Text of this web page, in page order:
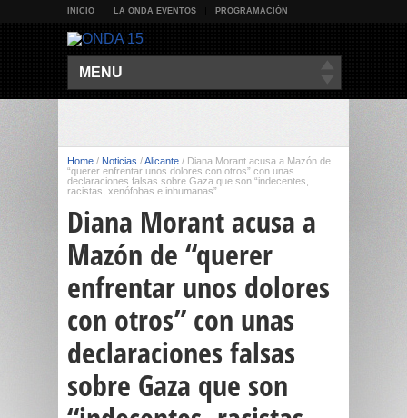
INICIO LA ONDA EVENTOS PROGRAMACIÓN
MENU
Home / Noticias /Alicante / Diana Morant acusa a Mazón de
“querer enfrentar unos dolores con otros” con unas
declaraciones falsas sobre Gaza que son “indecentes,
racistas, xenófobas e inhumanas”
Diana Morant acusa a
Mazón de “querer
enfrentar unos dolores
con otros” con unas
declaraciones falsas
sobre Gaza que son